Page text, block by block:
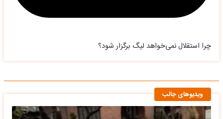
چرا استقلال نمی‌خواهد لیگ برگزار شود؟
ویدیوهای جالب